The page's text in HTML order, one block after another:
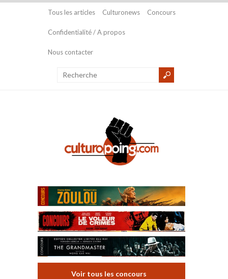
Tous les articles Culturonews Concours
Confidentialité / A propos
Nous contacter
Voir tous les concours